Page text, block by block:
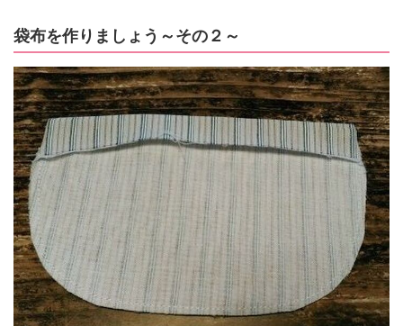
袋布を作りましょう～その２～